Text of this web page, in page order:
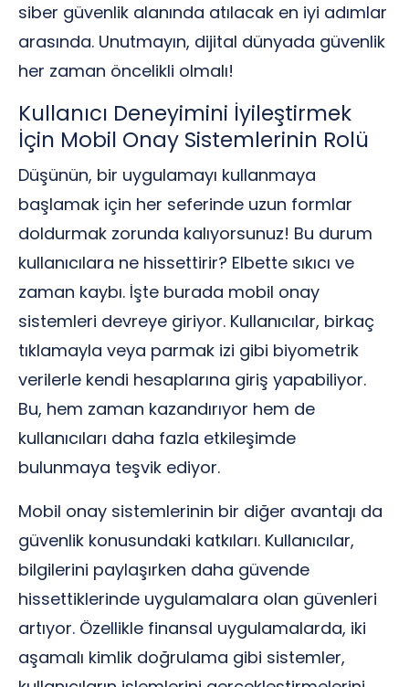
siber güvenlik alanında atılacak en iyi adımlar
arasında. Unutmayın, dijital dünyada güvenlik
her zaman öncelikli olmalı!
Kullanıcı Deneyimini İyileştirmek
İçin Mobil Onay Sistemlerinin Rolü
Düşünün, bir uygulamayı kullanmaya
başlamak için her seferinde uzun formlar
doldurmak zorunda kalıyorsunuz! Bu durum
kullanıcılara ne hissettirir? Elbette sıkıcı ve
zaman kaybı. İşte burada mobil onay
sistemleri devreye giriyor. Kullanıcılar, birkaç
tıklamayla veya parmak izi gibi biyometrik
verilerle kendi hesaplarına giriş yapabiliyor.
Bu, hem zaman kazandırıyor hem de
kullanıcıları daha fazla etkileşimde
bulunmaya teşvik ediyor.
Mobil onay sistemlerinin bir diğer avantajı da
güvenlik konusundaki katkıları. Kullanıcılar,
bilgilerini paylaşırken daha güvende
hissettiklerinde uygulamalara olan güvenleri
artıyor. Özellikle finansal uygulamalarda, iki
aşamalı kimlik doğrulama gibi sistemler,